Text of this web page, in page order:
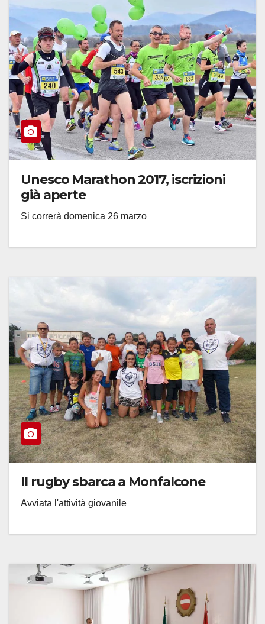
Unesco Marathon 2017, iscrizioni
già aperte
Si correrà domenica 26 marzo
Il rugby sbarca a Monfalcone
Avviata l'attività giovanile